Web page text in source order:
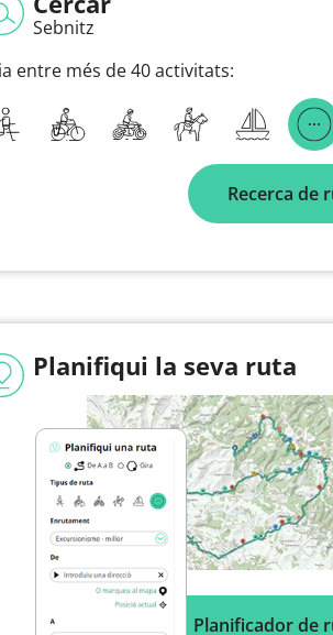
Sebnitz
entre més de 40 activitats:
Recerca de
Planifiqui la seva ruta
Planificador de